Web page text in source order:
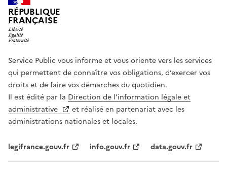
RÉPUBLIQUE
FRANÇAISE
Service Public vous informe et vous oriente vers les services
qui permettent de connaître vos obligations, d’exercer vos
droits et de faire vos démarches du quotidien.
Il est édité par la Direction de l’information légale et
administrative
et réalisé en partenariat avec les
administrations nationales et locales.
legifrance.gouv.fr info.gouv.fr data.gouv.fr